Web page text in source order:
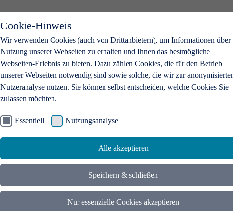
Cookie-Hinweis
Wir verwenden Cookies (auch von Drittanbietern), um Informationen über
Nutzung unserer Webseiten zu erhalten und Ihnen das bestmögliche
Webseiten-Erlebnis zu bieten. Dazu zählen Cookies, die für den Betrieb
unserer Webseiten notwendig sind sowie solche, die wir zur
Nutzeranalyse nutzen. Sie können selbst entscheiden, welche Cookies Sie
zulassen möchten.
Essentiell Nutzungsanalyse
Alle akzeptieren
Speichern & schließen
Nur essenzielle Cookies akzeptieren